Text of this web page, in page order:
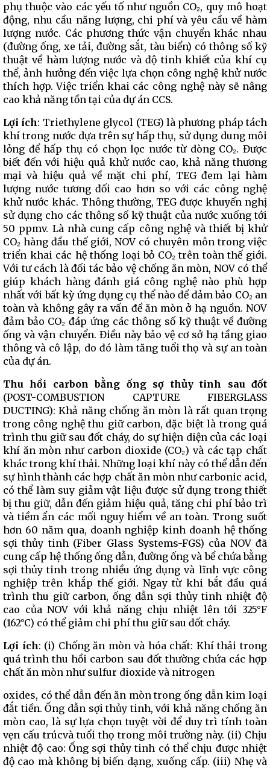
phụ thuộc vào các yếu tố như nguồn CO₂, quy mô hoạt
động, nhu cầu năng lượng, chi phí và yêu cầu về hàm
lượng nước. Các phương thức vận chuyển khác nhau
(đường ống, xe tải, đường sắt, tàu biển) có thông số kỹ
thuật về hàm lượng nước và độ tinh khiết của khí cụ
thể, ảnh hưởng đến việc lựa chọn công nghệ khử nước
thích hợp. Việc triển khai các công nghệ này sẽ nâng
cao khả năng tồn tại của dự án CCS.
Lợi ích: Triethylene glycol (TEG) là phương pháp tách
khí trong nước dựa trên sự hấp thụ, sử dụng dung môi
lỏng để hấp thụ có chọn lọc nước từ dòng CO₂. Được
biết đến với hiệu quả khử nước cao, khả năng thương
mại và hiệu quả về mặt chi phí, TEG đem lại hàm
lượng nước tương đối cao hơn so với các công nghệ
khử nước khác. Thông thường, TEG được khuyến nghị
sử dụng cho các thông số kỹ thuật của nước xuống tới
50 ppmv. Là nhà cung cấp công nghệ và thiết bị khử
CO₂ hàng đầu thế giới, NOV có chuyên môn trong việc
triển khai các hệ thống loại bỏ CO₂ trên toàn thế giới.
Với tư cách là đối tác bảo vệ chống ăn mòn, NOV có thể
giúp khách hàng đánh giá công nghệ nào phù hợp
nhất với bất kỳ ứng dụng cụ thể nào để đảm bảo CO₂ an
toàn và không gây ra vấn đề ăn mòn ở hạ nguồn. NOV
đảm bảo CO₂ đáp ứng các thông số kỹ thuật về đường
ống và vận chuyển. Điều này bảo vệ cơ sở hạ tầng giao
thông và cô lập, do đó làm tăng tuổi thọ và sự an toàn
của dự án.
Thu hồi carbon bằng ống sợ thủy tinh sau đốt
(POST-COMBUSTION CAPTURE FIBERGLASS
DUCTING): Khả năng chống ăn mòn là rất quan trọng
trong công nghệ thu giữ carbon, đặc biệt là trong quá
trình thu giữ sau đốt cháy, do sự hiện diện của các loại
khí ăn mòn như carbon dioxide (CO₂) và các tạp chất
khác trong khí thải. Những loại khí này có thể dẫn đến
sự hình thành các hợp chất ăn mòn như carbonic acid,
có thể làm suy giảm vật liệu được sử dụng trong thiết
bị thu giữ, dẫn đến giảm hiệu quả, tăng chi phí bảo trì
và tiềm ẩn các mối nguy hiểm về an toàn. Trong suốt
hơn 60 năm qua, doanh nghiệp kinh doanh hệ thống
sợi thủy tinh (Fiber Glass Systems-FGS) của NOV đã
cung cấp hệ thống ống dẫn, đường ống và bể chứa bằng
sợi thủy tinh trong nhiều ứng dụng và lĩnh vực công
nghiệp trên khắp thế giới. Ngay từ khi bắt đầu quá
trình thu giữ carbon, ống dẫn sợi thủy tinh nhiệt độ
cao của NOV với khả năng chịu nhiệt lên tới 325°F
(162°C) có thể giảm chi phí thu giữ sau đốt cháy.
Lợi ích: (i) Chống ăn mòn và hóa chất: Khí thải trong
quá trình thu hồi carbon sau đốt thường chứa các hợp
chất ăn mòn như sulfur dioxide và nitrogen
oxides, có thể dẫn đến ăn mòn trong ống dẫn kim loại
đắt tiền. Ống dẫn sợi thủy tinh, với khả năng chống ăn
mòn cao, là sự lựa chọn tuyệt vời để duy trì tính toàn
vẹn cấu trúcvà tuổi thọ trong môi trường này. (ii) Chịu
nhiệt độ cao: Ống sợi thủy tinh có thể chịu được nhiệt
độ cao mà không bị biến dạng, xuống cấp. (iii) Nhẹ và